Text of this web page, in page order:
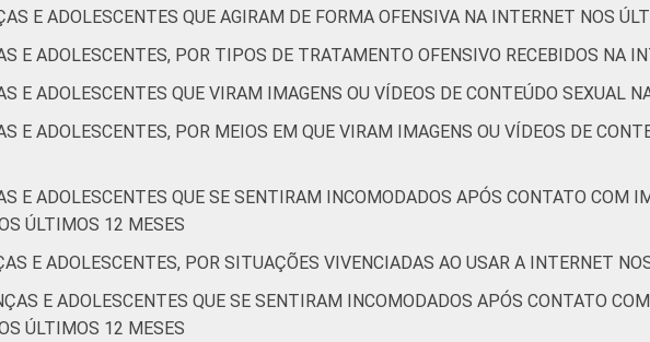
anos
0 1 1 0 0 0
De 11 a 12
1 2 2 1 1 1
De 13 a 14
anos
anos
2 2 4 1 2 2
E ADOLESCENTES QUE AGIRAM DE FORMA OFENSIVA NA INTERNET NOS
E ADOLESCENTES, POR TIPOS DE TRATAMENTO OFENSIVO RECEBIDOS NA
E ADOLESCENTES QUE VIRAM IMAGENS OU VÍDEOS DE CONTEÚDO SEXUAL
E ADOLESCENTES, POR MEIOS EM QUE VIRAM IMAGENS OU VÍDEOS DE
E ADOLESCENTES QUE SE SENTIRAM INCOMODADOS APÓS CONTATO COM
ÚLTIMOS 12 MESES
E ADOLESCENTES, POR SITUAÇÕES VIVENCIADAS AO USAR A INTERNET
E ADOLESCENTES QUE SE SENTIRAM INCOMODADOS APÓS CONTATO
ÚLTIMOS 12 MESES